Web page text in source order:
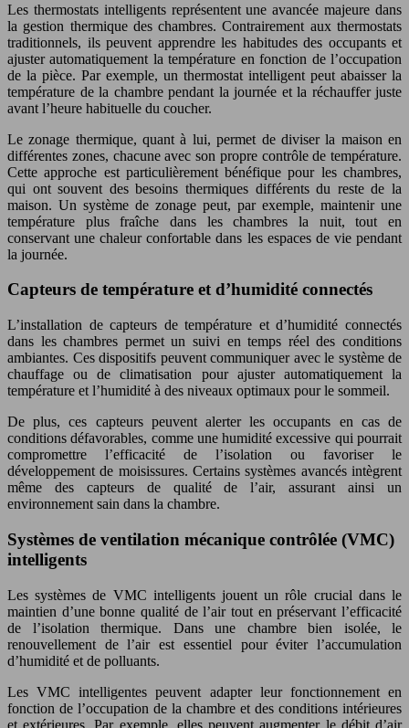
Les thermostats intelligents représentent une avancée majeure dans
la gestion thermique des chambres. Contrairement aux thermostats
traditionnels, ils peuvent apprendre les habitudes des occupants et
ajuster automatiquement la température en fonction de l’occupation
de la pièce. Par exemple, un thermostat intelligent peut abaisser la
température de la chambre pendant la journée et la réchauffer juste
avant l’heure habituelle du coucher.
Le zonage thermique, quant à lui, permet de diviser la maison en
différentes zones, chacune avec son propre contrôle de température.
Cette approche est particulièrement bénéfique pour les chambres,
qui ont souvent des besoins thermiques différents du reste de la
maison. Un système de zonage peut, par exemple, maintenir une
température plus fraîche dans les chambres la nuit, tout en
conservant une chaleur confortable dans les espaces de vie pendant
la journée.
Capteurs de température et d’humidité connectés
L’installation de capteurs de température et d’humidité connectés
dans les chambres permet un suivi en temps réel des conditions
ambiantes. Ces dispositifs peuvent communiquer avec le système de
chauffage ou de climatisation pour ajuster automatiquement la
température et l’humidité à des niveaux optimaux pour le sommeil.
De plus, ces capteurs peuvent alerter les occupants en cas de
conditions défavorables, comme une humidité excessive qui pourrait
compromettre l’efficacité de l’isolation ou favoriser le
développement de moisissures. Certains systèmes avancés intègrent
même des capteurs de qualité de l’air, assurant ainsi un
environnement sain dans la chambre.
Systèmes de ventilation mécanique contrôlée (VMC)
intelligents
Les systèmes de VMC intelligents jouent un rôle crucial dans le
maintien d’une bonne qualité de l’air tout en préservant l’efficacité
de l’isolation thermique. Dans une chambre bien isolée, le
renouvellement de l’air est essentiel pour éviter l’accumulation
d’humidité et de polluants.
Les VMC intelligentes peuvent adapter leur fonctionnement en
fonction de l’occupation de la chambre et des conditions intérieures
et extérieures. Par exemple, elles peuvent augmenter le débit d’air